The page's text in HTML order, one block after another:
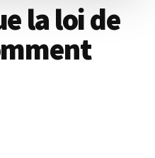
la loi de